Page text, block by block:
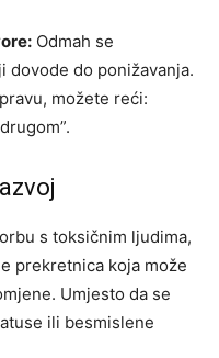
Odmah se
dovode do ponižavanja.
možete reći:
s toksičnim ljudima,
prekretnica koja može
Umjesto da se
ili besmislene